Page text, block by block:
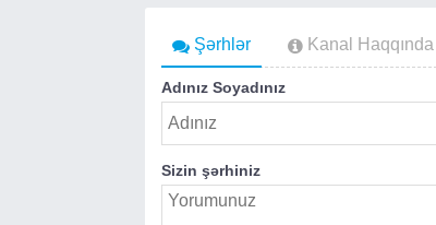
Şərhlər Kanal Haqqında
Adınız Soyadınız
Sizin şərhiniz